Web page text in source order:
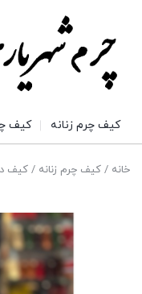
کیف چرم زنانه کیف
خانه / کیف چرم زنانه / کیف